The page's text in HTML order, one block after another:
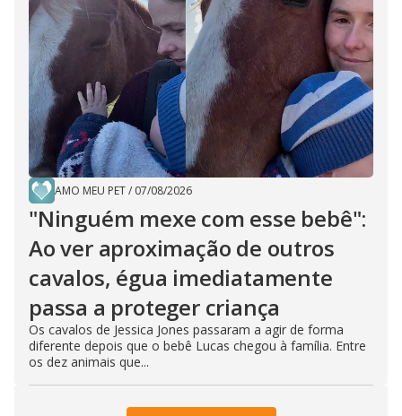
AMO MEU PET/ 07/08/2026
"Ninguém mexe com esse bebê":
Ao ver aproximação de outros
cavalos, égua imediatamente
passa a proteger criança
Os cavalos de Jessica Jones passaram a agir de forma
diferente depois que o bebê Lucas chegou à família. Entre
os dez animais que...